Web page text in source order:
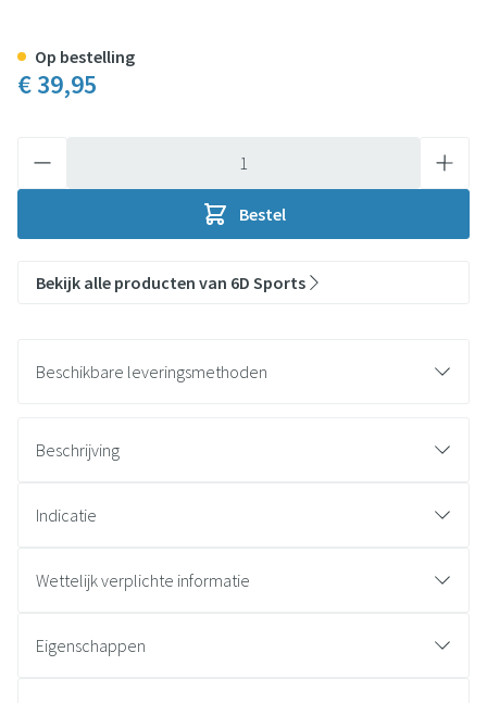
€ 39,95
Bestel
Op bestelling
Bekijk alle producten van 6D Sports
Beschikbare leveringsmethoden
Beschrijving
Indicatie
Wettelijk verplichte informatie
Eigenschappen